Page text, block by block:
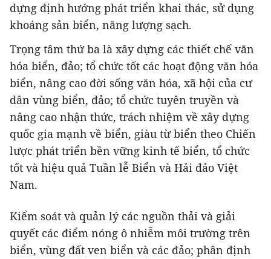
dựng định hướng phát triển khai thác, sử dụng
khoáng sản biển, năng lượng sạch.
Trọng tâm thứ ba là xây dựng các thiết chế văn
hóa biển, đảo; tổ chức tốt các hoạt động văn hóa
biển, nâng cao đời sống văn hóa, xã hội của cư
dân vùng biển, đảo; tổ chức tuyên truyền và
nâng cao nhận thức, trách nhiệm về xây dựng
quốc gia mạnh về biển, giàu từ biển theo Chiến
lược phát triển bền vững kinh tế biển, tổ chức
tốt và hiệu quả Tuần lễ Biển và Hải đảo Việt
Nam.
Kiểm soát và quản lý các nguồn thải và giải
quyết các điểm nóng ô nhiễm môi trường trên
biển, vùng đất ven biển và các đảo; phân định